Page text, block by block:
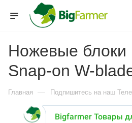
Ножевые блоки
Snap-on W-
Главная — Подпишитесь на наш